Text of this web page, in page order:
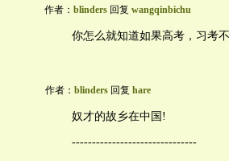
作者： blinders 回复 wangqinbichu
你怎么就知道如果高考，习考
作者： blinders 回复 hare
奴才的故乡在中国!
-------------------------------